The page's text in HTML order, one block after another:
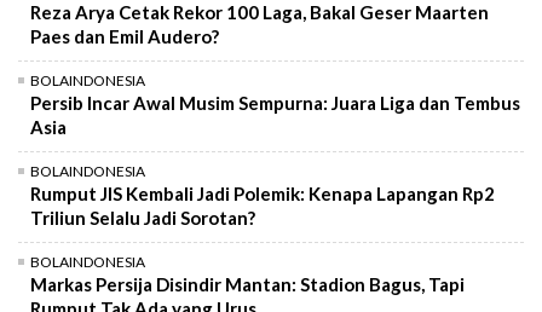
Reza Arya Cetak Rekor 100 Laga, Bakal Geser Maarten
Paes dan Emil Audero?
BOLAINDONESIA
Persib Incar Awal Musim Sempurna: Juara Liga dan Tembus
Asia
BOLAINDONESIA
Rumput JIS Kembali Jadi Polemik: Kenapa Lapangan Rp2
Triliun Selalu Jadi Sorotan?
BOLAINDONESIA
Markas Persija Disindir Mantan: Stadion Bagus, Tapi